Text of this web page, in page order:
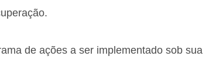
de ações a ser implementado sob sua